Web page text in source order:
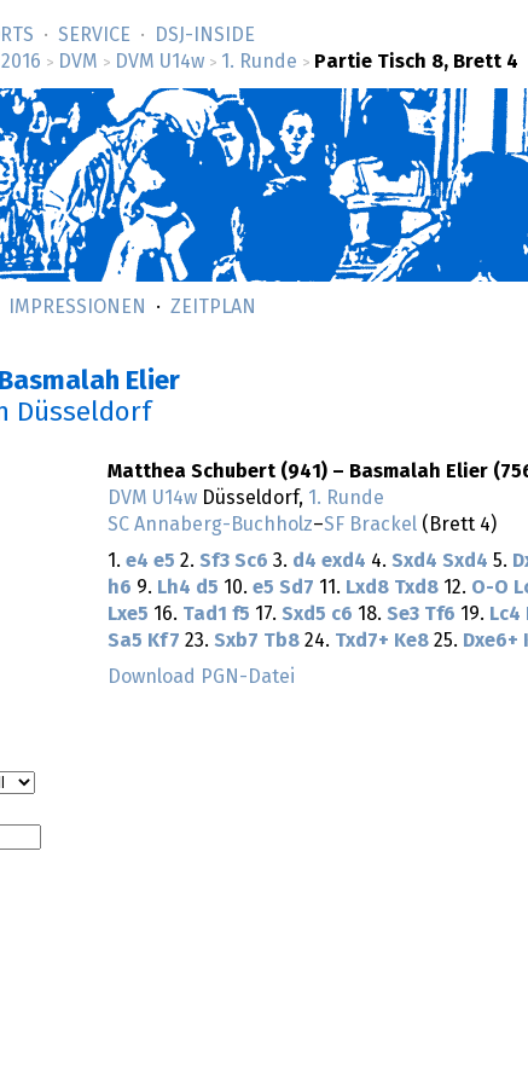
SERVICE
DSJ-­INSIDE
2016 > DVM > DVM U14w > 1. Runde > Partie Tisch 8, Brett 4
IMPRESSIONEN ZEITPLAN
Elier
Düsseldorf
Matthea Schubert (941) – Basmalah Elier
DVM U14w Düsseldorf, 1. Runde
SC Annaberg-Buchholz–SF Brackel (Brett 4)
1. e4 e5 2. Sf3 Sc6 3. d4 exd4 4. Sxd4 Sxd4 5.
h6 9. Lh4 d5 10. e5 Sd7 11. Lxd8 Txd8 12. O-O
Lxe5 16. Tad1 f5 17. Sxd5 c6 18. Se3 Tf6 19. Lc4
Sa5 Kf7 23. Sxb7 Tb8 24. Txd7+ Ke8 25. Dxe6+
Download PGN-Datei